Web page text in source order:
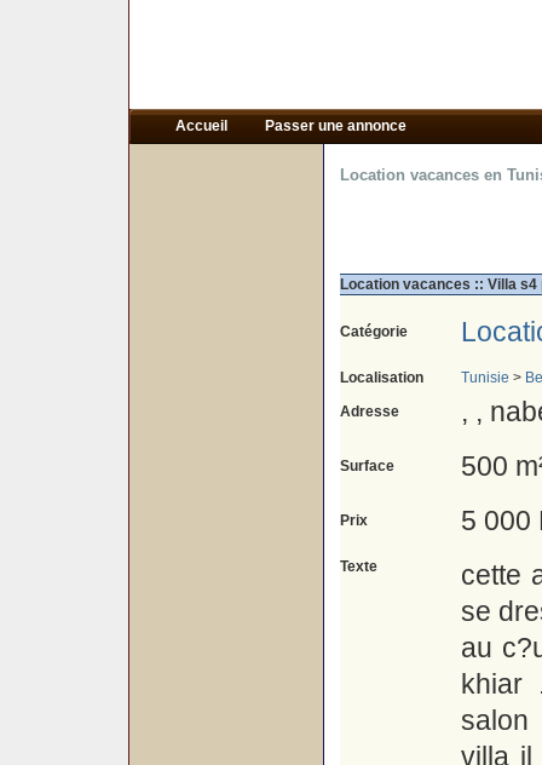
Accueil Passer une annonce
Location vacances en
Location vacances :: Villa
Catégorie
Localisation Tunisie >
Adresse
, ,
Surface 500
Prix 5 000
Texte
cette
se
au
khiar
salon
villa